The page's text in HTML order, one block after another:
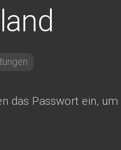
das Passwort ein, um